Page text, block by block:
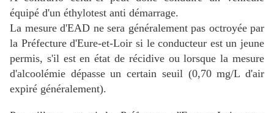
équipé d'un éthylotest anti démarrage.
La mesure d'EAD ne sera généralement pas octroyée par
la Préfectured'Eure-et-Loir si le conducteur est un jeune
permis, s'il est en état de récidive ou lorsque la mesure
d'alcoolémie dépasse un certain seuil (0,70 mg/L d'air
expiré généralement).